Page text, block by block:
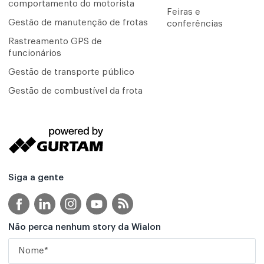
comportamento do motorista
Gestão de manutenção de frotas
Rastreamento GPS de
funcionários
Gestão de transporte público
Gestão de combustível da frota
Feiras e
conferências
Siga a gente
Não perca nenhum story da Wialon